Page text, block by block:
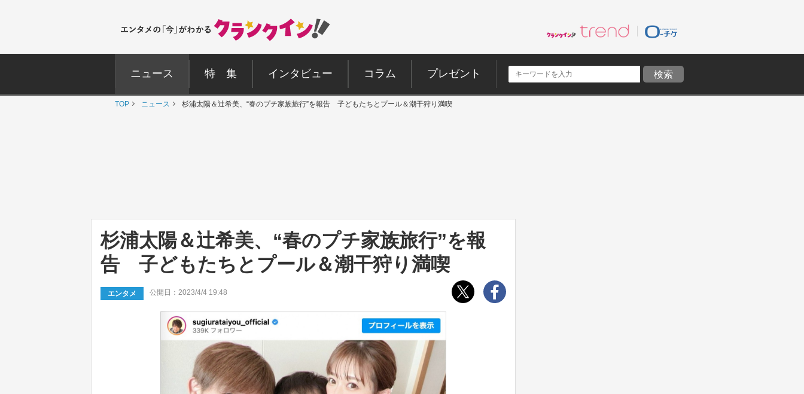
ニュース 特 集 インタビュー コラム プレゼント
TOP ニュース 杉浦太陽＆辻希美、“春のプチ家族旅行”を報告 子どもたちとプール＆潮干狩り満喫
杉浦太陽＆辻希美、“春のプチ家族旅行”を報
告 子どもたちとプール＆潮干狩り満喫
エンタメ 公開日：2023/4/4 19:48